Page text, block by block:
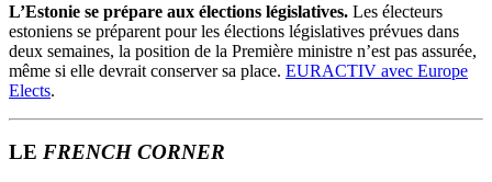
L’Estonie se prépare aux élections législatives. Les électeurs
estoniens se préparent pour les élections législatives prévues dans
deux semaines, la position de la Première ministre n’est pas assurée,
même si elle devrait conserver sa place. EURACTIV avec Europe
Elects.
LE FRENCH CORNER